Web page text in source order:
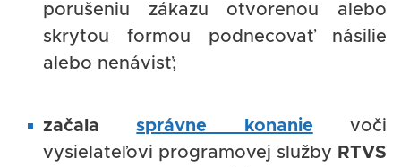
porušeniu zákazu otvorenou alebo
skrytou formou podnecovať násilie
alebo nenávisť;
začalasprávne konanie voči
vysielateľovi programovej služby RTVS